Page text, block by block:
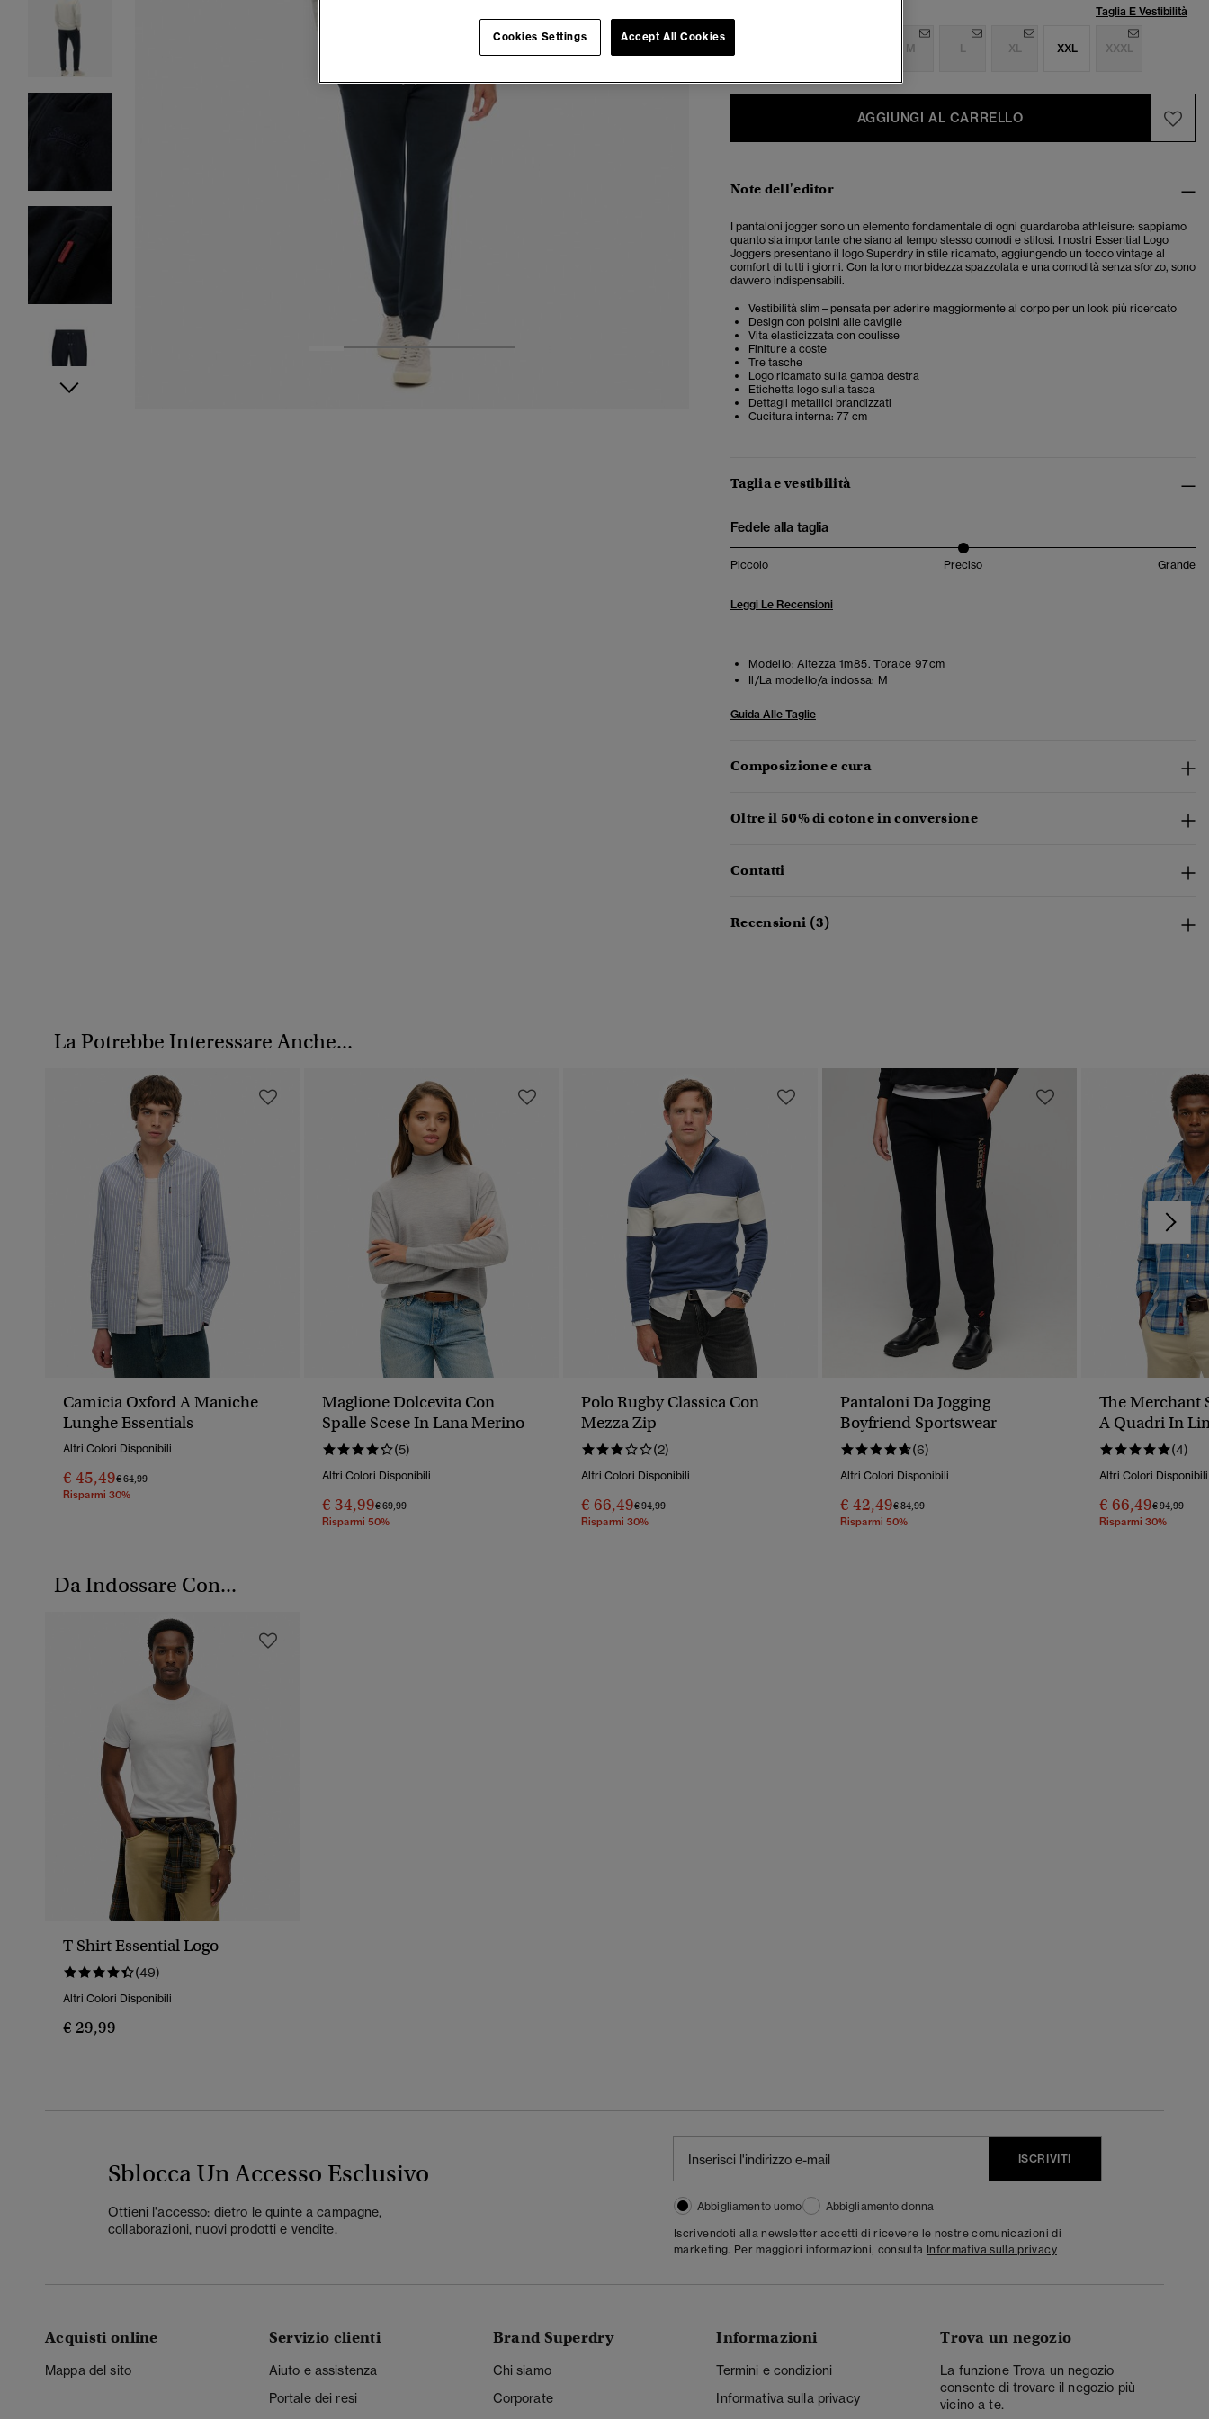
3
Taglia E Vestibilità
M L XL XXL XXXL
AGGIUNGI AL CARRELLO
Note dell'editor
I pantaloni jogger sono un elemento fondamentale di ogni guardaroba athleisure: sappiamo
quanto sia importante che siano al tempo stesso comodi e stilosi. I nostri Essential Logo
Joggers presentano il logo Superdry in stile ricamato, aggiungendo un tocco vintage al
comfort di tutti i giorni. Con la loro morbidezza spazzolata e una comodità senza sforzo, sono
davvero indispensabili.
Vestibilità slim – pensata per aderire maggiormente al corpo per un look più ricercato
Design con polsini alle caviglie
Vita elasticizzata con coulisse
Finiture a coste
Tre tasche
Logo ricamato sulla gamba destra
Etichetta logo sulla tasca
Dettagli metallici brandizzati
Cucitura interna: 77 cm
Taglia e vestibilità
Fedele alla taglia
Piccolo Preciso Grande
Leggi Le Recensioni
Modello: Altezza 1m85. Torace 97cm
Il/La modello/a indossa: M
Guida Alle Taglie
Composizione e cura
Oltre il 50% di cotone in conversione
Contatti
Recensioni (3)
La Potrebbe Interessare Anche...
Camicia Oxford A Maniche
Lunghe Essentials
Altri Colori Disponibili
€ 45,49Prezzo Ridotto Da
€ 64,99A
Risparmi 30%
Maglione Dolcevita Con
Spalle Scese In Lana Merino
(5)
Altri Colori Disponibili
€ 34,99Prezzo Ridotto Da
€ 69,99A
Risparmi 50%
Polo Rugby Classica Con
Mezza Zip
(2)
Altri Colori Disponibili
€ 66,49Prezzo Ridotto Da
€ 94,99A
Risparmi 30%
Pantaloni Da Jogging
Boyfriend Sportswear
(6)
Altri Colori Disponibili
€ 42,49Prezzo Ridotto Da
€ 84,99A
Risparmi 50%
The Merchant
A Quadri In
(4)
Altri Colori Disponibili
€ 66,49Prezzo
€ 94,99A
Risparmi 30%
Da Indossare Con...
T-Shirt Essential Logo
(49)
Altri Colori Disponibili
€ 29,99
Sblocca Un Accesso Esclusivo
Ottieni l'accesso: dietro le quinte a campagne,
collaborazioni, nuovi prodotti e vendite.
ISCRIVITI
Abbigliamento uomo
Abbigliamento donna
Iscrivendoti alla newsletter accetti di ricevere le nostre comunicazioni di
marketing. Per maggiori informazioni, consulta Informativa sulla privacy
Acquisti online
Mappa del sito
Servizio clienti
Aiuto e assistenza
Portale dei resi
Brand Superdry
Chi siamo
Corporate
Informazioni
Termini e condizioni
Informativa sulla privacy
Trova un negozio
La funzione Trova un negozio
consente di trovare il negozio più
vicino a te.
Cookies Settings Accept All Cookies